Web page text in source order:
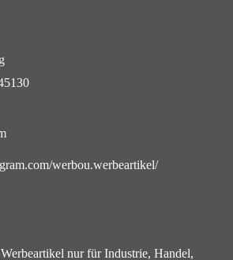
werbou.werbeartikel/
nur für Industrie, Handel,